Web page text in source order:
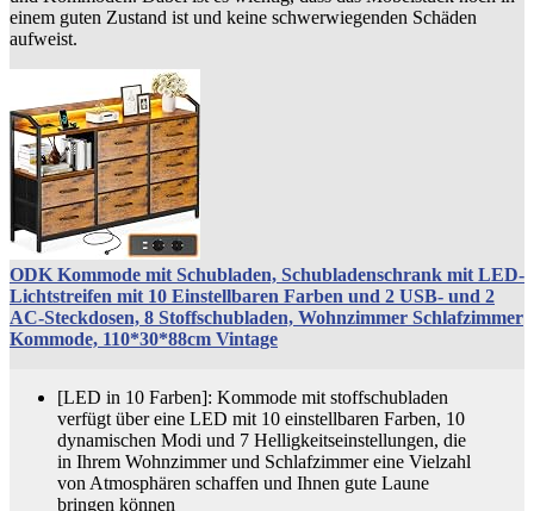
einem guten Zustand ist und keine schwerwiegenden Schäden
aufweist.
ODK Kommode mit Schubladen, Schubladenschrank mit LED-
Lichtstreifen mit 10 Einstellbaren Farben und 2 USB- und 2
AC-Steckdosen, 8 Stoffschubladen, Wohnzimmer Schlafzimmer
Kommode, 110*30*88cm Vintage
[LED in 10 Farben]: Kommode mit stoffschubladen
verfügt über eine LED mit 10 einstellbaren Farben, 10
dynamischen Modi und 7 Helligkeitseinstellungen, die
in Ihrem Wohnzimmer und Schlafzimmer eine Vielzahl
von Atmosphären schaffen und Ihnen gute Laune
bringen können